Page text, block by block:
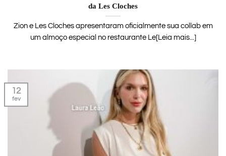
da Les Cloches
Zion e Les Cloches apresentaram oficialmente sua collab em
um almoço especial no restaurante Le[Leia mais...]
12
fev